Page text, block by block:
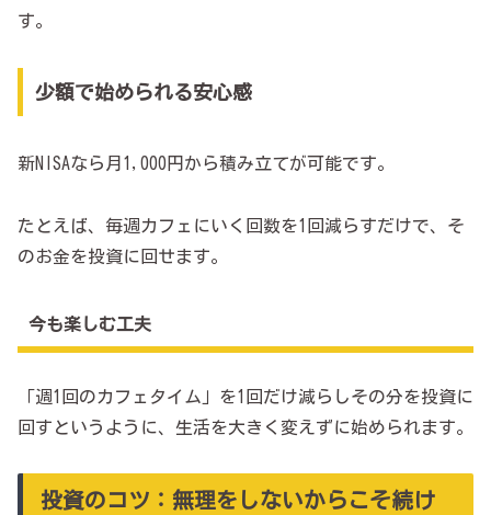
す。
少額で始められる安心感
新NISAなら月1,000円から積み立てが可能です。
たとえば、毎週カフェにいく回数を1回減らすだけで、そ
のお金を投資に回せます。
今も楽しむ工夫
「週1回のカフェタイム」を1回だけ減らしその分を投資に
回すというように、生活を大きく変えずに始められます。
投資のコツ：無理をしないからこそ続け